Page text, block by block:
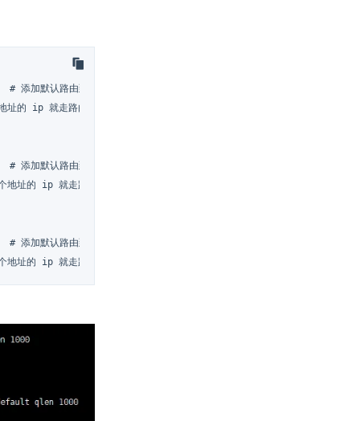
默认路由到路由表 200
的 ip 就走路由表 200
默认路由到路由表 201
址的 ip 就走路由表 201
默认路由到路由表
址的 ip 就走路由表 202